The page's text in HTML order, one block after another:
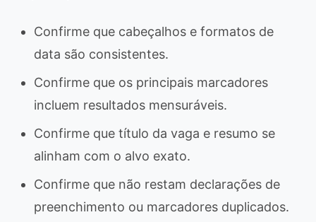
Confirme que cabeçalhos e formatos de
data são consistentes.
Confirme que os principais marcadores
incluem resultados mensuráveis.
Confirme que título da vaga e resumo se
alinham com o alvo exato.
Confirme que não restam declarações de
preenchimento ou marcadores duplicados.